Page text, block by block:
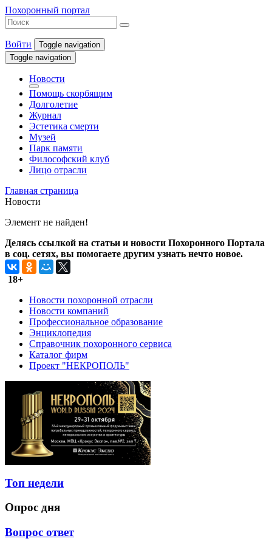
Похоронный портал
Войти
Toggle navigation
Toggle navigation
Новости
Помощь скорбящим
Долголетие
Журнал
Эстетика смерти
Музей
Парк памяти
Философский клуб
Лицо отрасли
Главная страница
Новости
Элемент не найден!
Делясь ссылкой на статьи и новости Похоронного Портала
в соц. сетях, вы помогаете другим узнать нечто новое.
18+
Новости похоронной отрасли
Новости компаний
Профессиональное образование
Энциклопедия
Справочник похоронного сервиса
Каталог фирм
Проект "НЕКРОПОЛЬ"
Топ недели
Опрос дня
Вопрос ответ